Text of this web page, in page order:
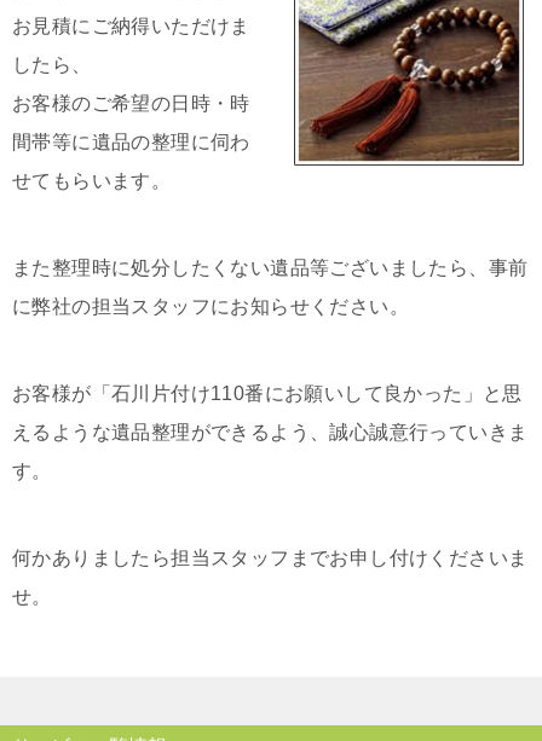
お見積にご納得いただけま
したら、
お客様のご希望の日時・時
間帯等に遺品の整理に伺わ
せてもらいます。
また整理時に処分したくない遺品等ございましたら、事前
に弊社の担当スタッフにお知らせください。
お客様が「石川片付け110番にお願いして良かった」と思
えるような遺品整理ができるよう、誠心誠意行っていきま
す。
何かありましたら担当スタッフまでお申し付けくださいま
せ。